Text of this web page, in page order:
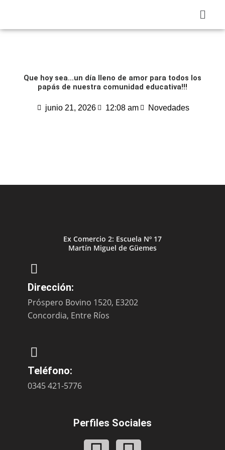
contenido
Menú
Que hoy sea…un día lleno de amor para todos los
papás de nuestra comunidad educativa!!!
junio 21, 2026 12:08 am Novedades
Ex Comercio 2: Escuela Nº 17
Martín Miguel de Güemes
Dirección:
Próspero Bovino 1520, E3202
Concordia, Entre Ríos
Teléfono:
0345 421-5776
Perfiles Sociales